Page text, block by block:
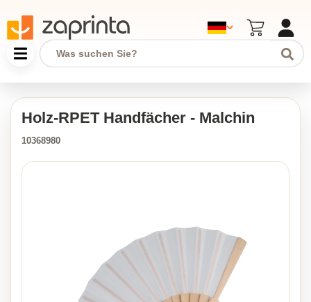
Holz-RPET Handfächer - Malchin
10368980